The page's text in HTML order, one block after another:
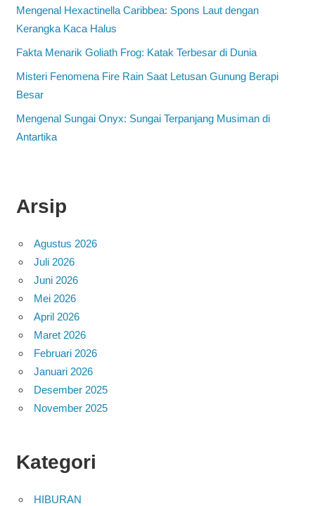
Mengenal Hexactinella Caribbea: Spons Laut dengan
Kerangka Kaca Halus
Fakta Menarik Goliath Frog: Katak Terbesar di Dunia
Misteri Fenomena Fire Rain Saat Letusan Gunung Berapi
Besar
Mengenal Sungai Onyx: Sungai Terpanjang Musiman di
Antartika
Arsip
Agustus 2026
Juli 2026
Juni 2026
Mei 2026
April 2026
Maret 2026
Februari 2026
Januari 2026
Desember 2025
November 2025
Kategori
HIBURAN